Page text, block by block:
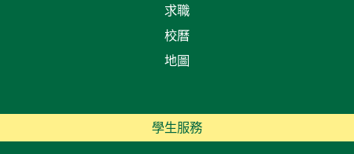
求職
校曆
地圖
學生服務